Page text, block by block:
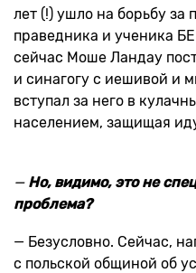
лет (!) ушло на борьбу за
праведника и ученика
сейчас Моше Ландау
и синагогу с иешивой и
вступал за него в
населением, защищая
—Но, видимо, это не
проблема?
— Безусловно. Сейчас,
с польской общиной об